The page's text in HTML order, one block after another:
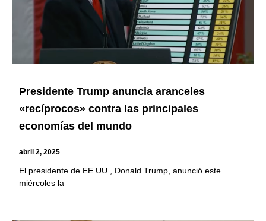
Presidente Trump anuncia aranceles
«recíprocos» contra las principales
economías del mundo
abril 2, 2025
El presidente de EE.UU., Donald Trump, anunció este
miércoles la